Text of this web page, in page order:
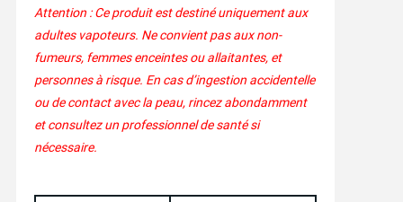
Attention : Ce produit est destiné uniquement aux
adultes vapoteurs. Ne convient pas aux non-
fumeurs, femmes enceintes ou allaitantes, et
personnes à risque. En cas d’ingestion accidentelle
ou de contact avec la peau, rincez abondamment
et consultez un professionnel de santé si
nécessaire.